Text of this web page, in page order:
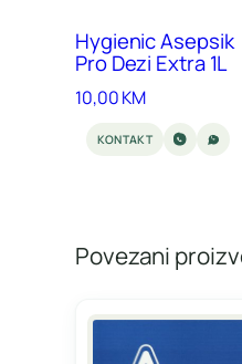
Hygienic Asepsik
Pro Dezi Extra 1L
10,00KM
KONTAKT
Povezani